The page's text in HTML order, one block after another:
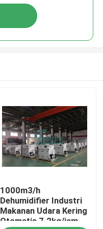
1000m3/h
Dehumidifier Industri
Makanan Udara Kering
Otomatis 7.2kg/jam